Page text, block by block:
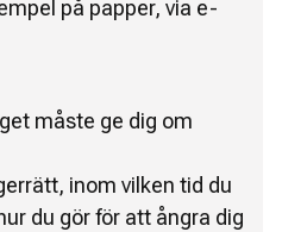
på papper, via e-
måste ge dig om
inom vilken tid du
du gör för att ångra dig